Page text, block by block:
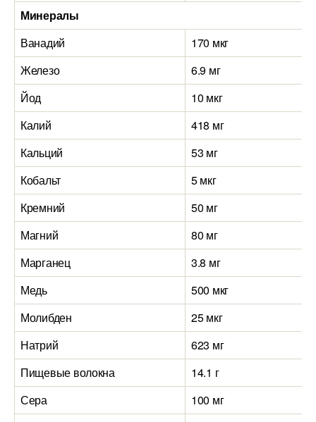
Минералы
Ванадий
170 мкг
Железо
6.9 мг
Йод
10 мкг
Калий
418 мг
Кальций
53 мг
Кобальт
5 мкг
Кремний
50 мг
Магний
80 мг
Марганец
3.8 мг
Медь
500 мкг
Молибден
25 мкг
Натрий
623 мг
Пищевые волокна
14.1 г
Сера
100 мг